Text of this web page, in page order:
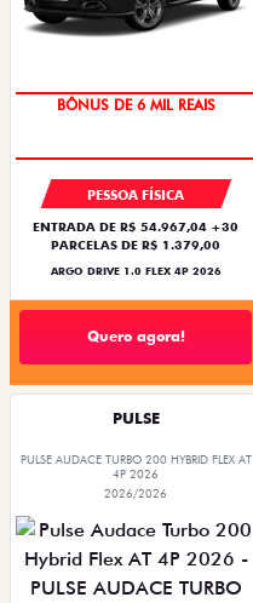
TAXA ZERO
PESSOA FÍSICA
ENTRADA DE R$ 54.967,04 +30
PARCELAS DE R$ 1.379,00
ARGO DRIVE 1.0 FLEX 4P 2026
Quero agora!
PULSE
PULSE AUDACE TURBO 200 HYBRID FLEX AT
4P 2026
2026/2026